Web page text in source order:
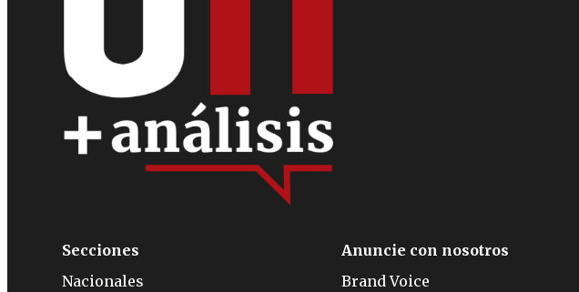
Secciones
Nacionales
Anuncie con nosotros
Brand Voice